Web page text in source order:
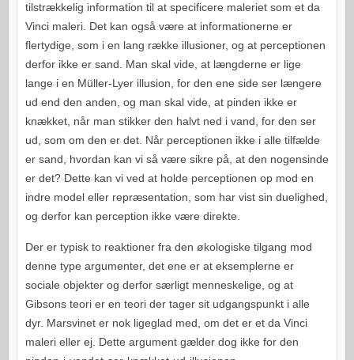
tilstrækkelig information til at specificere maleriet som et da
Vinci maleri. Det kan også være at informationerne er
flertydige, som i en lang række illusioner, og at perceptionen
derfor ikke er sand. Man skal vide, at længderne er lige
lange i en Müller-Lyer illusion, for den ene side ser længere
ud end den anden, og man skal vide, at pinden ikke er
knækket, når man stikker den halvt ned i vand, for den ser
ud, som om den er det. Når perceptionen ikke i alle tilfælde
er sand, hvordan kan vi så være sikre på, at den nogensinde
er det? Dette kan vi ved at holde perceptionen op mod en
indre model eller repræsentation, som har vist sin duelighed,
og derfor kan perception ikke være direkte.
Der er typisk to reaktioner fra den økologiske tilgang mod
denne type argumenter, det ene er at eksemplerne er
sociale objekter og derfor særligt menneskelige, og at
Gibsons teori er en teori der tager sit udgangspunkt i alle
dyr. Marsvinet er nok ligeglad med, om det er et da Vinci
maleri eller ej. Dette argument gælder dog ikke for den